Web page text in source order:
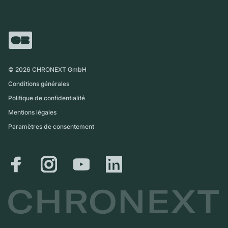
International
Magazine
Retrait sur place
© 2026 CHRONEXT GmbH
Conditions générales
Politique de confidentialité
Mentions légales
Paramètres de consentement